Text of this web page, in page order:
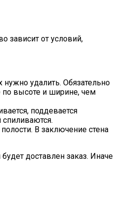
зависит от условий,
удалить. Обязательно
по высоте и ширине, чем
поддевается
В заключение стена
доставлен заказ. Иначе